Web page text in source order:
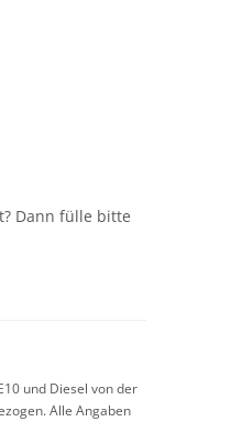
Dann fülle bitte
und Diesel von der
Alle Angaben